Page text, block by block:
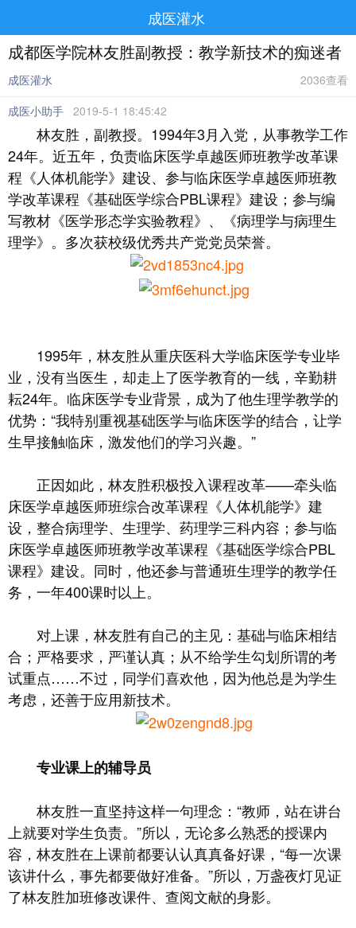
成医灌水
成都医学院林友胜副教授：教学新技术的痴迷者
成医灌水
2036查看
成医小助手 2019-5-1 18:45:42
林友胜，副教授。1994年3月入党，从事教学工作
24年。近五年，负责临床医学卓越医师班教学改革课
程《人体机能学》建设、参与临床医学卓越医师班教
学改革课程《基础医学综合PBL课程》建设；参与编
写教材《医学形态学实验教程》、《病理学与病理生
理学》。多次获校级优秀共产党党员荣誉。
1995年，林友胜从重庆医科大学临床医学专业毕
业，没有当医生，却走上了医学教育的一线，辛勤耕
耘24年。临床医学专业背景，成为了他生理学教学的
优势：“我特别重视基础医学与临床医学的结合，让学
生早接触临床，激发他们的学习兴趣。”
正因如此，林友胜积极投入课程改革——牵头临
床医学卓越医师班综合改革课程《人体机能学》建
设，整合病理学、生理学、药理学三科内容；参与临
床医学卓越医师班教学改革课程《基础医学综合PBL
课程》建设。同时，他还参与普通班生理学的教学任
务，一年400课时以上。
对上课，林友胜有自己的主见：基础与临床相结
合；严格要求，严谨认真；从不给学生勾划所谓的考
试重点……不过，同学们喜欢他，因为他总是为学生
考虑，还善于应用新技术。
专业课上的辅导员
林友胜一直坚持这样一句理念：“教师，站在讲台
上就要对学生负责。”所以，无论多么熟悉的授课内
容，林友胜在上课前都要认认真真备好课，“每一次课
该讲什么，事先都要做好准备。”所以，万盏夜灯见证
了林友胜加班修改课件、查阅文献的身影。